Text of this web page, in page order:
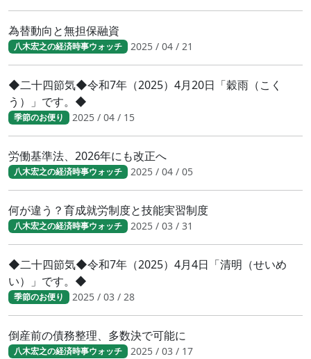
為替動向と無担保融資
八木宏之の経済時事ウォッチ 2025 / 04 / 21
◆二十四節気◆令和7年（2025）4月20日「穀雨（こく
う）」です。◆
季節のお便り 2025 / 04 / 15
労働基準法、2026年にも改正へ
八木宏之の経済時事ウォッチ 2025 / 04 / 05
何が違う？育成就労制度と技能実習制度
八木宏之の経済時事ウォッチ 2025 / 03 / 31
◆二十四節気◆令和7年（2025）4月4日「清明（せいめ
い）」です。◆
季節のお便り 2025 / 03 / 28
倒産前の債務整理、多数決で可能に
八木宏之の経済時事ウォッチ 2025 / 03 / 17